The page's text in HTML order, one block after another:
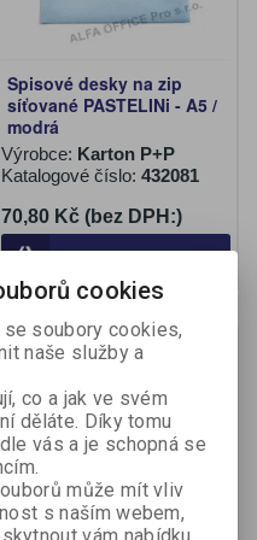
Spisové desky na zip
síťované PASTELINi - A5 /
modrá
Výrobce: Karton P+P
Katalogové číslo: 432081
70,80 Kč (bez DPH:)
Koupit
cookies
se soubory cookies,
naše služby a
co a jak ve svém
děláte. Díky tomu
vás a je schopná se
může mít vliv
s naším webem,
vám nabídku